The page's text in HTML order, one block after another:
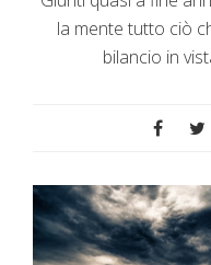
la mente tutto ciò
bilancio in